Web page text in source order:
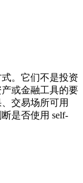
。它们不是投资
或金融工具的要
交易场所可用
是否使用 self-